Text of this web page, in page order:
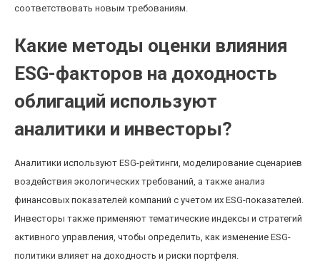
соответствовать новым требованиям.
Какие методы оценки влияния
ESG-факторов на доходность
облигаций используют
аналитики и инвесторы?
Аналитики используют ESG-рейтинги, моделирование сценариев
воздействия экологических требований, а также анализ
финансовых показателей компаний с учетом их ESG-показателей.
Инвесторы также применяют тематические индексы и стратегий
активного управления, чтобы определить, как изменение ESG-
политики влияет на доходность и риски портфеля.